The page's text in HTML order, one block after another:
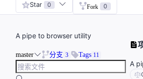
Star 0 Fork 0
A pipe to browser utility
master 分支 3 Tags 11
A